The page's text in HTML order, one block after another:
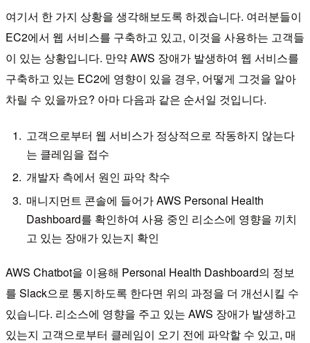
여기서 한 가지 상황을 생각해보도록 하겠습니다. 여러분들이
EC2에서 웹 서비스를 구축하고 있고, 이것을 사용하는 고객들
이 있는 상황입니다. 만약 AWS 장애가 발생하여 웹 서비스를
구축하고 있는 EC2에 영향이 있을 경우, 어떻게 그것을 알아
차릴 수 있을까요? 아마 다음과 같은 순서일 것입니다.
고객으로부터 웹 서비스가 정상적으로 작동하지 않는다
는 클레임을 접수
개발자 측에서 원인 파악 착수
매니지먼트 콘솔에 들어가 AWS Personal Health
Dashboard를 확인하여 사용 중인 리소스에 영향을 끼치
고 있는 장애가 있는지 확인
AWS Chatbot을 이용해 Personal Health Dashboard의 정보
를 Slack으로 통지하도록 한다면 위의 과정을 더 개선시킬 수
있습니다. 리소스에 영향을 주고 있는 AWS 장애가 발생하고
있는지 고객으로부터 클레임이 오기 전에 파악할 수 있고, 매